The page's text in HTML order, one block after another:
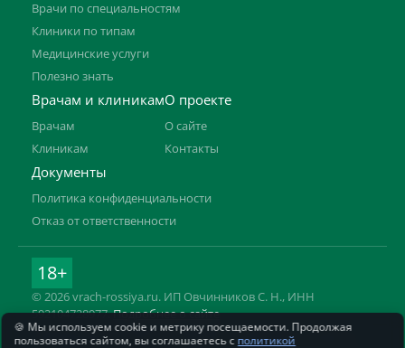
Врачи по специальностям
Клиники по типам
Медицинские услуги
Полезно знать
Врачам и клиникам
Врачам
Клиникам
О проекте
О сайте
Контакты
Документы
Политика конфиденциальности
Отказ от ответственности
18+
© 2026 vrach-rossiya.ru. ИП Овчинников С. Н., ИНН
592104728977.Подробнее о сайте
Информация на сайте не заменяет приём врача. Имеются
🍪 Мы используем cookie и метрику посещаемости. Продолжая
пользоваться сайтом, вы соглашаетесь с политикой